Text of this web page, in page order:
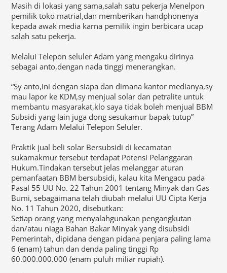
Masih di lokasi yang sama,salah satu pekerja Menelpon
pemilik toko matrial,dan memberikan handphonenya
kepada awak media karna pemilik ingin berbicara ucap
salah satu pekerja.
Melalui Telepon seluler Adam yang mengaku dirinya
sebagai anto,dengan nada tinggi menerangkan.
“Sy anto,ini dengan siapa dan dimana kantor medianya,sy
mau lapor ke KDM,sy menjual solar dan petralite untuk
membantu masyarakat,klo saya tidak boleh menjual BBM
Subsidi yang lain juga dong sesukamur bapak tutup”
Terang Adam Melalui Telepon Seluler.
Praktik jual beli solar Bersubsidi di kecamatan
sukamakmur tersebut terdapat Potensi Pelanggaran
Hukum.Tindakan tersebut jelas melanggar aturan
pemanfaatan BBM bersubsidi, kalau kita Mengacu pada
Pasal 55 UU No. 22 Tahun 2001 tentang Minyak dan Gas
Bumi, sebagaimana telah diubah melalui UU Cipta Kerja
No. 11 Tahun 2020, disebutkan:
Setiap orang yang menyalahgunakan pengangkutan
dan/atau niaga Bahan Bakar Minyak yang disubsidi
Pemerintah, dipidana dengan pidana penjara paling lama
6 (enam) tahun dan denda paling tinggi Rp
60.000.000.000 (enam puluh miliar rupiah).